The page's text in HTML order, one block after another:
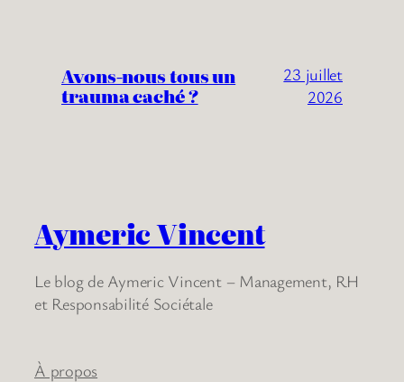
Avons-nous tous un
trauma caché ?
23 juillet
2026
Aymeric Vincent
Le blog de Aymeric Vincent – Management, RH
et Responsabilité Sociétale
À propos